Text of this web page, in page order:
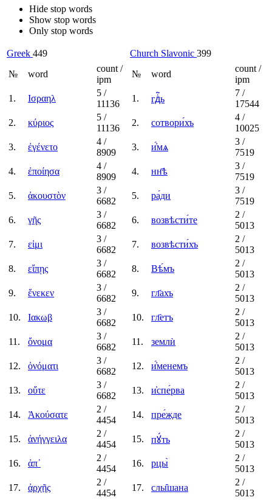
Hide stop words
Show stop words
Only stop words
Greek 449 Church Slavonic 399
№
word
count /
ipm
1.
Ισραηλ
5 /
11136
2.
κύριος
5 /
11136
3.
ἐγένετο
4 /
8909
4.
ἐποίησα
4 /
8909
5.
ἀκουστὸν
3 /
6682
6.
γῆς
3 /
6682
7.
εἰμι
3 /
6682
8.
εἴπῃς
3 /
6682
9.
ἕνεκεν
3 /
6682
10.
Ιακωβ
3 /
6682
11.
ὄνομα
3 /
6682
12.
ὀνόματι
3 /
6682
13.
οὔτε
3 /
6682
14.
Ἀκούσατε
2 /
4454
15.
ἀνήγγειλα
2 /
4454
16.
ἀπ᾿
2 /
4454
17.
ἀρχῆς
2 /
4454
№ word
count /
ipm
1.
гдⷭ҇ь
7 /
17544
2.
сотвори́хъ
4 /
10025
3.
и҆́мѧ
3 /
7519
4.
нн҃ѣ
3 /
7519
5.
ра́ди
3 /
7519
6.
возвѣсти́те
2 /
5013
7.
возвѣсти́хъ
2 /
5013
8.
Вѣ́мъ
2 /
5013
9.
гл҃ахъ
2 /
5013
10.
гл҃етъ
2 /
5013
11.
землѝ
2 /
5013
12.
и҆́менемъ
2 /
5013
13.
и҆спе́рва
2 /
5013
14.
пре́жде
2 /
5013
15.
пꙋ́ть
2 /
5013
16.
рцы̀
2 /
5013
17.
слы̑шана
2 /
5013